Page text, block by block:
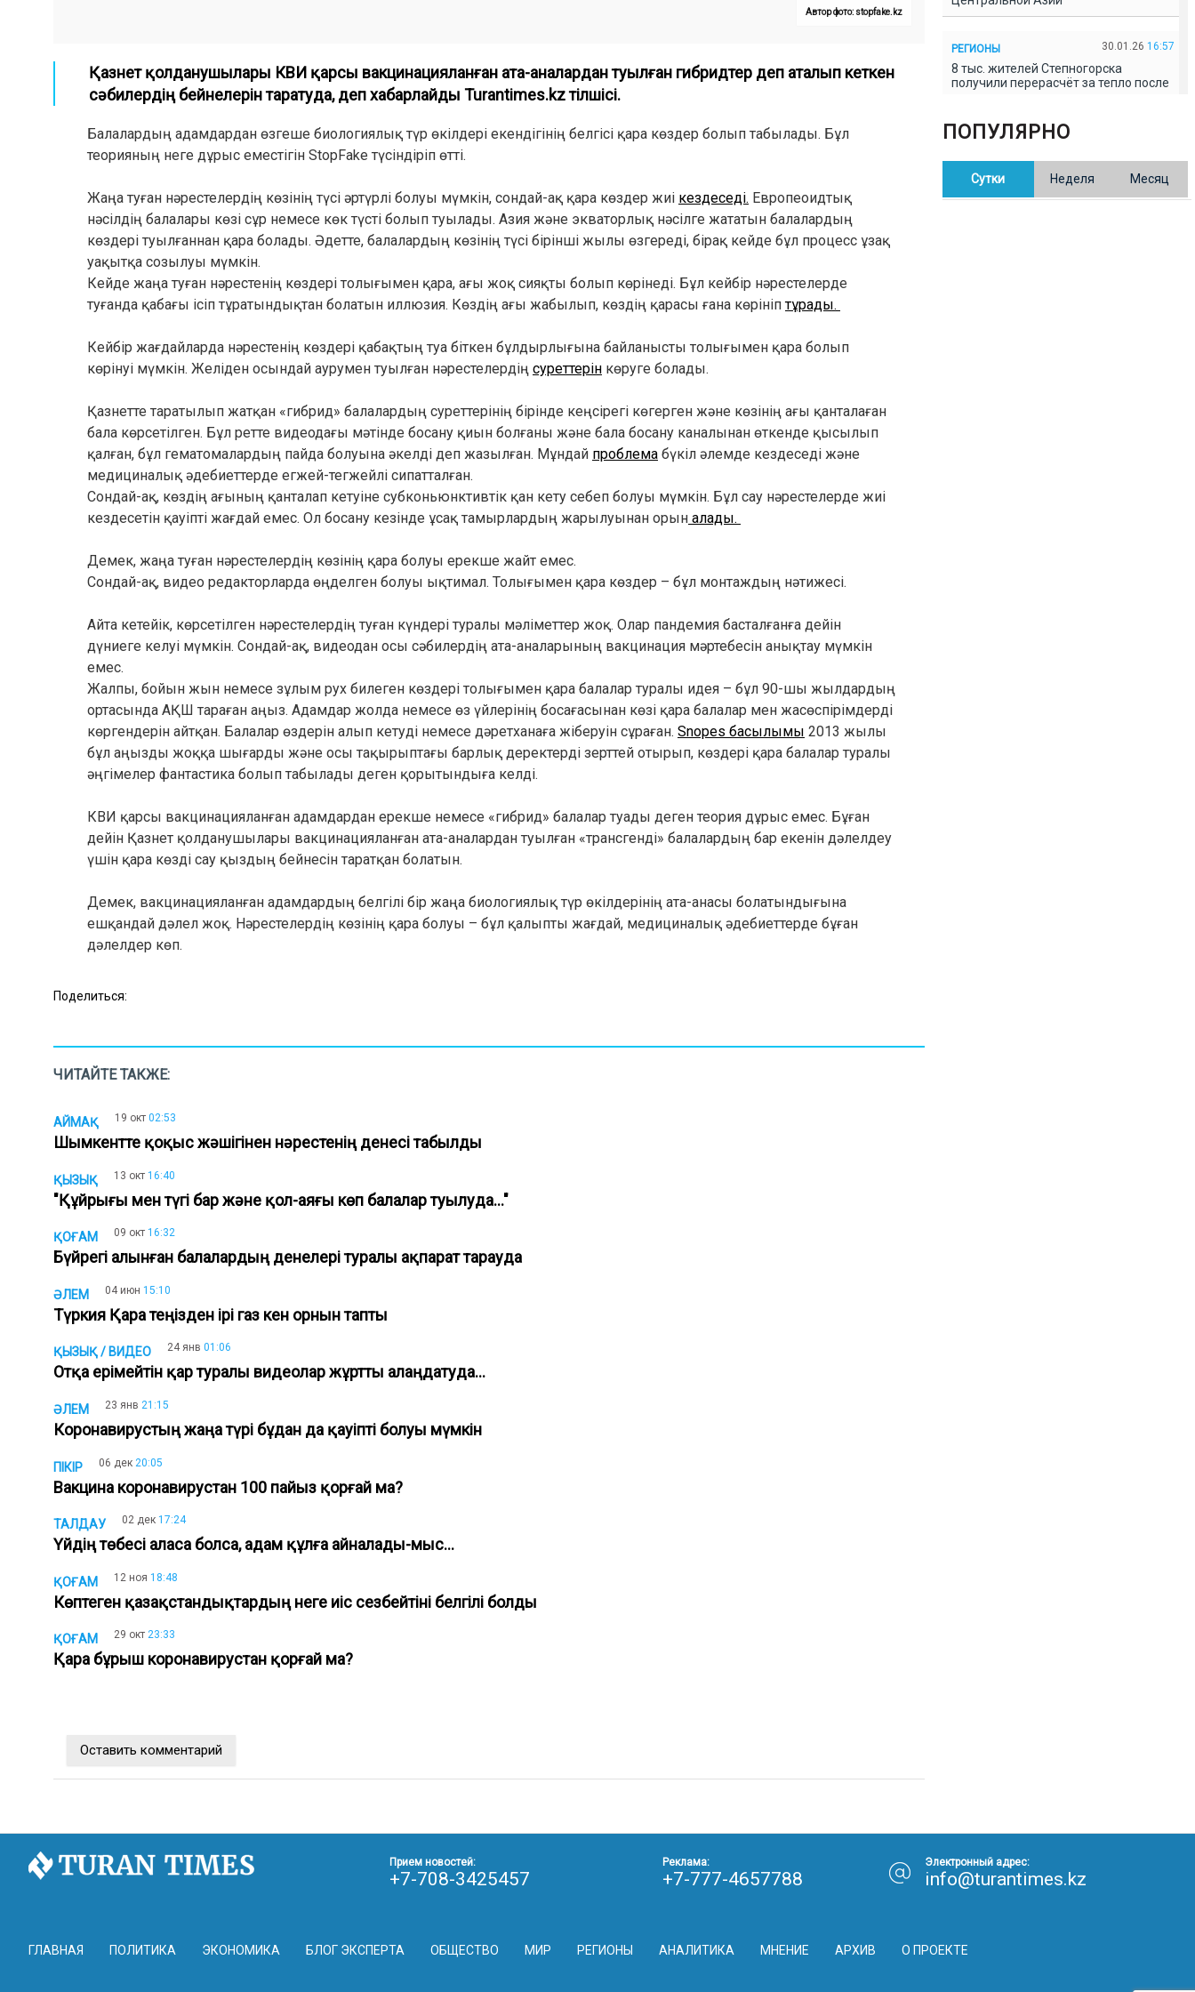
Автор фото: stopfake.kz
Қазнет қолданушылары КВИ қарсы вакцинацияланған ата-аналардан туылған гибридтер деп аталып кеткен
сәбилердің бейнелерін таратуда,деп хабарлайды Turantimes.kz тілшісі.
Балалардың адамдардан өзгеше биологиялық түр өкілдері екендігінің белгісі қара көздер болып табылады. Бұл
теорияның неге дұрыс еместігін StopFake түсіндіріп өтті.
Жаңа туған нәрестелердің көзінің түсі әртүрлі болуы мүмкін, сондай-ақ қара көздер жиі кездеседі. Европеоидтық
нәсілдің балалары көзі сұр немесе көк түсті болып туылады. Азия және экваторлық нәсілге жататын балалардың
көздері туылғаннан қара болады. Әдетте, балалардың көзінің түсі бірінші жылы өзгереді, бірақ кейде бұл процесс ұзақ
уақытқа созылуы мүмкін.
Кейде жаңа туған нәрестенің көздері толығымен қара, ағы жоқ сияқты болып көрінеді. Бұл кейбір нәрестелерде
туғанда қабағы ісіп тұратындықтан болатын иллюзия. Көздің ағы жабылып, көздің қарасы ғана көрініптұрады.
Кейбір жағдайларда нәрестенің көздері қабақтың туа біткен бұлдырлығына байланысты толығымен қара болып
көрінуі мүмкін. Желіден осындай аурумен туылған нәрестелердің суреттерін көруге болады.
Қазнетте таратылып жатқан «гибрид» балалардың суреттерінің бірінде кеңсірегі көгерген және көзінің ағы қанталаған
бала көрсетілген. Бұл ретте видеодағы мәтінде босану қиын болғаны және бала босану каналынан өткенде қысылып
қалған, бұл гематомалардың пайда болуына әкелді деп жазылған. Мұндай проблема бүкіл әлемде кездеседі және
медициналық әдебиеттерде егжей-тегжейлі сипатталған.
Сондай-ақ, көздің ағының қанталап кетуіне субконьюнктивтік қан кету себеп болуы мүмкін. Бұл сау нәрестелерде жиі
кездесетін қауіпті жағдай емес. Ол босану кезінде ұсақ тамырлардың жарылуынан орын алады.
Демек, жаңа туған нәрестелердің көзінің қара болуы ерекше жайт емес.
Сондай-ақ, видео редакторларда өңделген болуы ықтимал. Толығымен қара көздер – бұл монтаждың нәтижесі.
Айта кетейік, көрсетілген нәрестелердің туған күндері туралы мәліметтер жоқ. Олар пандемия басталғанға дейін
дүниеге келуі мүмкін. Сондай-ақ, видеодан осы сәбилердің ата-аналарының вакцинация мәртебесін анықтау мүмкін
емес.
Жалпы, бойын жын немесе зұлым рух билеген көздері толығымен қара балалар туралы идея – бұл 90-шы жылдардың
ортасында АҚШ тараған аңыз. Адамдар жолда немесе өз үйлерінің босағасынан көзі қара балалар мен жасөспірімдерді
көргендерін айтқан. Балалар өздерін алып кетуді немесе дәретханаға жіберуін сұраған. Snopes басылымы 2013 жылы
бұл аңызды жоққа шығарды және осы тақырыптағы барлық деректерді зерттей отырып, көздері қара балалар туралы
әңгімелер фантастика болып табылады деген қорытындыға келді.
КВИ қарсы вакцинацияланған адамдардан ерекше немесе «гибрид» балалар туады деген теория дұрыс емес. Бұған
дейін Қазнет қолданушылары вакцинацияланған ата-аналардан туылған «трансгенді» балалардың бар екенін дәлелдеу
үшін қара көзді сау қыздың бейнесін таратқан болатын.
Демек, вакцинацияланған адамдардың белгілі бір жаңа биологиялық түр өкілдерінің ата-анасы болатындығына
ешқандай дәлел жоқ. Нәрестелердің көзінің қара болуы – бұл қалыпты жағдай, медициналық әдебиеттерде бұған
дәлелдер көп.
Поделиться:
ЧИТАЙТЕ ТАКЖЕ:
АЙМАҚ 19 окт 02:53
Шымкентте қоқыс жәшігінен нәрестенің денесі табылды
ҚЫЗЫҚ 13 окт 16:40
"Құйрығы мен түгі бар және қол-аяғы көп балалар туылуда..."
ҚОҒАМ 09 окт 16:32
Бүйрегі алынған балалардың денелері туралы ақпарат тарауда
ӘЛЕМ 04 июн 15:10
Түркия Қара теңізден ірі газ кен орнын тапты
ҚЫЗЫҚ / ВИДЕО 24 янв 01:06
Отқа ерімейтін қар туралы видеолар жұртты алаңдатуда...
ӘЛЕМ 23 янв 21:15
Коронавирустың жаңа түрі бұдан да қауіпті болуы мүмкін
ПІКІР 06 дек 20:05
Вакцина коронавирустан 100 пайыз қорғай ма?
ТАЛДАУ 02 дек 17:24
Үйдің төбесі аласа болса, адам құлға айналады-мыс...
ҚОҒАМ 12 ноя 18:48
Көптеген қазақстандықтардың неге иіс сезбейтіні белгілі болды
ҚОҒАМ 29 окт 23:33
Қара бұрыш коронавирустан қорғай ма?
Оставить комментарий
РЕГИОНЫ 30.01.26 16:57
8 тыс. жителей Степногорска
получили перерасчёт за тепло после
В Казахстане готовят новую
редакцию Конституции: меняется
ПОПУЛЯРНО
Сутки Неделя Месяц
ГЛАВНАЯ ПОЛИТИКА ЭКОНОМИКА БЛОГ ЭКСПЕРТА ОБЩЕСТВО МИР РЕГИОНЫ АНАЛИТИКА МНЕНИЕ АРХИВ О ПРОЕКТЕ
Прием новостей:
+7-708-3425457
Реклама:
+7-777-4657788
Электронный адрес:
info@turantimes.kz